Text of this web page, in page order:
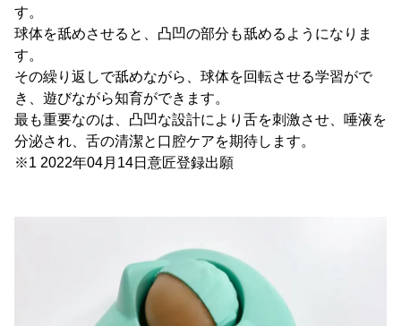
す。
球体を舐めさせると、凸凹の部分も舐めるようになりま
す。
その繰り返しで舐めながら、球体を回転させる学習がで
き、遊びながら知育ができます。
最も重要なのは、凸凹な設計により舌を刺激させ、唾液を
分泌され、舌の清潔と口腔ケアを期待します。
※1 2022年04月14日意匠登録出願